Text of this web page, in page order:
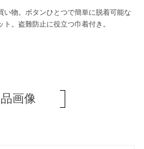
物。ボタンひとつで簡単に脱着可能な
。盗難防止に役立つ巾着付き。
画像